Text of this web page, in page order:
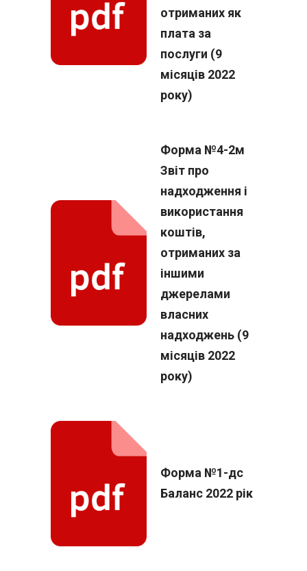
отриманих як
плата за
послуги (9
місяців 2022
року)
Форма №4-2м
Звіт про
надходження і
використання
коштів,
отриманих за
іншими
джерелами
власних
надходжень (9
місяців 2022
року)
Форма №1-дс
Баланс 2022 рік